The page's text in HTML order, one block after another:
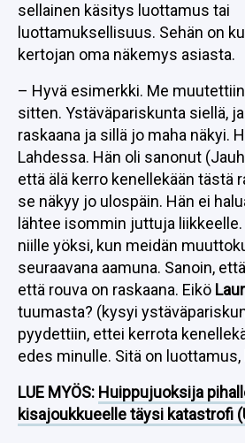
sellainen käsitys luottamus tai
luottamuksellisuus. Sehän on
kertojan oma näkemys asiasta.
– Hyvä esimerkki. Me
sitten. Ystäväpariskunta siellä,
raskaana ja sillä jo maha näkyi.
Lahdessa. Hän oli sanonut
että älä kerro kenellekään tästä
se näkyy jo ulospäin. Hän ei
lähtee isommin juttuja
niille yöksi, kun meidän
seuraavana aamuna. Sanoin,
että rouva on raskaana. Eikö
tuumasta? (kysyi
pyydettiin, ettei kerrota
edes minulle. Sitä on luottamus,
LUE MYÖS: Huippujuoksija
kisajoukkueelle täysi katastrofi